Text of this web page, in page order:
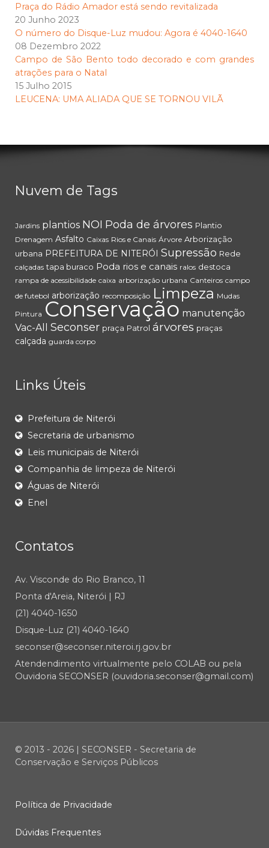
Praça do Rádio Amador está sendo revitalizada
20 Junho 2023
O número do Disque-Luz mudou: Agora é 4040-1640
08 Dezembro 2022
Campo de São Bento todo decorado e com grandes
atrações para o Natal
15 Julho 2015
LEUCENA: UMA ALIADA QUE SE TORNOU VILÃ
Nuvem de Tags
Jardins plantios NOI Poda de árvores Plantio
Drenagem Asfalto Caixas Rios e Canais Árvore Arborização
urbana PREFEITURA DE NITERÓI Supressão Rede
calçadas tapa buraco Poda rios e canais ralos destoca
rampa de acessibilidade caixa arborização urbana Canteiros campo
de futebol arborização recomposição Limpeza Mudas
Pintura Conservação manutenção
Vac-All
Seconser praça Patrol árvores praças
calçada guarda corpo
Links Úteis
Prefeitura de Niterói
Secretaria de urbanismo
Leis municipais de Niterói
Companhia de limpeza de Niterói
Águas de Niterói
Enel
Contatos
Av. Visconde do Rio Branco, 11
Ponta d'Areia, Niterói | RJ
(21) 4040-1650
Disque-Luz (21) 4040-1640
seconser@seconser.niteroi.rj.gov.br
Atendendimento virtualmente pelo COLAB ou pela
Ouvidoria SECONSER (ouvidoria.seconser@gmail.com)
© 2013 - 2026 | SECONSER - Secretaria de
Conservação e Serviços Públicos
Política de Privacidade
Dúvidas Frequentes